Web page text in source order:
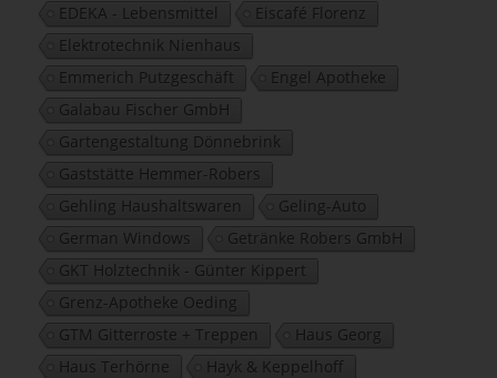
EDEKA - Lebensmittel
Eiscafé Florenz
Elektrotechnik Nienhaus
Emmerich Putzgeschäft
Engel Apotheke
Galabau Fischer GmbH
Gartengestaltung Dönnebrink
Gaststätte Hemmer-Robers
Gehling Haushaltswaren
Geling-Auto
German Windows
Getränke Robers GmbH
GKT Holztechnik - Günter Kippert
Grenz-Apotheke Oeding
GTM Gitterroste + Treppen
Haus Georg
Haus Terhörne
Hayk & Keppelhoff